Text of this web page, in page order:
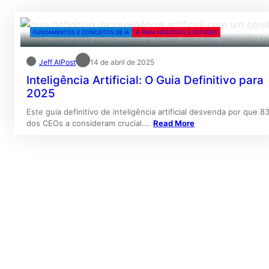
FUNDAMENTOS E CONCEITOS DE IA IA PARA NEGÓCIOS E SETORES
Jeff AIPost 14 de abril de 2025
Inteligência Artificial: O Guia Definitivo para
2025
Este guia definitivo de inteligência artificial desvenda por que
dos CEOs a consideram crucial.… Read More